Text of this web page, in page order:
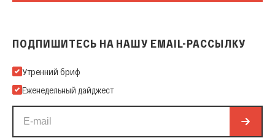
ПОДПИШИТЕСЬ НА НАШУ EMAIL-РАССЫЛКУ
Подпишитесь на нашу Email-рассылку
Утренний бриф
Еженедельный дайджест